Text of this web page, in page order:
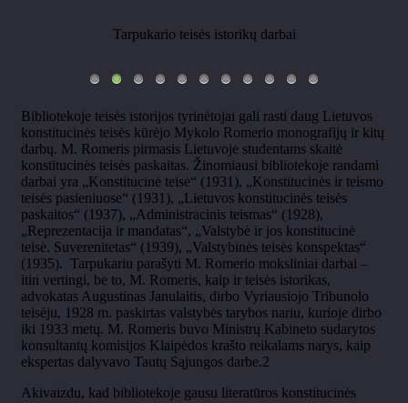
Tarpukario teisės istorikų darbai
Bibliotekoje teisės istorijos tyrinėtojai gali rasti daug Lietuvos
konstitucinės teisės kūrėjo Mykolo Romerio monografijų ir kitų
darbų. M. Romeris pirmasis Lietuvoje studentams skaitė
konstitucinės teisės paskaitas. Žinomiausi bibliotekoje randami
darbai yra „Konstitucinė teisė“ (1931), „Konstitucinės ir teismo
teisės pasieniuose“ (1931), „Lietuvos konstitucinės teisės
paskaitos“ (1937), „Administracinis teismas“ (1928),
„Reprezentacija ir mandatas“, „Valstybė ir jos konstitucinė
teisė. Suverenitetas“ (1939), „Valstybinės teisės konspektas“
(1935). Tarpukariu parašyti M. Romerio moksliniai darbai –
itin vertingi, be to, M. Romeris, kaip ir teisės istorikas,
advokatas Augustinas Janulaitis, dirbo Vyriausiojo Tribunolo
teisėju, 1928 m. paskirtas valstybės tarybos nariu, kurioje dirbo
iki 1933 metų. M. Romeris buvo Ministrų Kabineto sudarytos
konsultantų komisijos Klaipėdos krašto reikalams narys, kaip
ekspertas dalyvavo Tautų Sąjungos darbe.2
Akivaizdu, kad bibliotekoje gausu literatūros konstitucinės